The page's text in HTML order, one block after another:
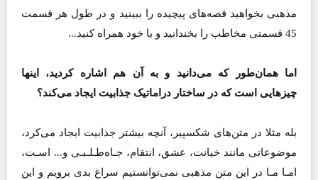
مذهبی بخواهید قصه‌های پیچیده را ببینید و در طول هر قسمت
45 قسمتی مخاطب را بخندانید و با خود همراه کنید...
اما همان‌طور که می‌دانید و به ‌آن هم اشاره کردید، اینها
چیزهایی است که در ساختار دراماتیک جذابیت ایجاد می‌کند؟
بله مثلا در متن‌های شکسپیر، آنچه بیشتر جذابیت ایجاد می‌کرد،
موضوعاتی مانند خیانت، عشق، انتقام، جـاه‌طـلـبـی و... اسـت،
امـا مـا در این متن مذهبی نمی‌توانستیم سراغ بدی برویم و این